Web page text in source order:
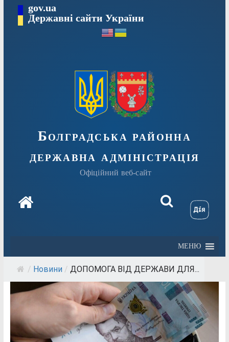
Перейтиgov.ua
Державні сайти України
Болградська районна
державна адміністрація
Офіційний веб-сайт
МЕНЮ
/ Новини / ДОПОМОГА ВІД ДЕРЖАВИ ДЛЯ...